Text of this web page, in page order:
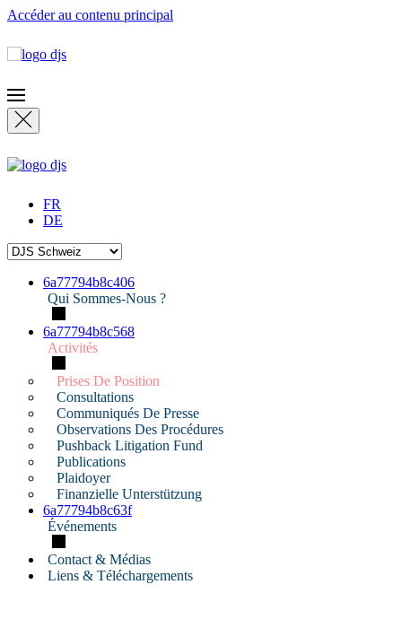
Accéder au contenu principal
FR
DE
6a77794b8c406
Qui Sommes-Nous ?
6a77794b8c568
Activités
Prises De Position
Consultations
Communiqués De Presse
Observations Des Procédures
Pushback Litigation Fund
Publications
Plaidoyer
Finanzielle Unterstützung
6a77794b8c63f
Événements
Contact & Médias
Liens & Téléchargements